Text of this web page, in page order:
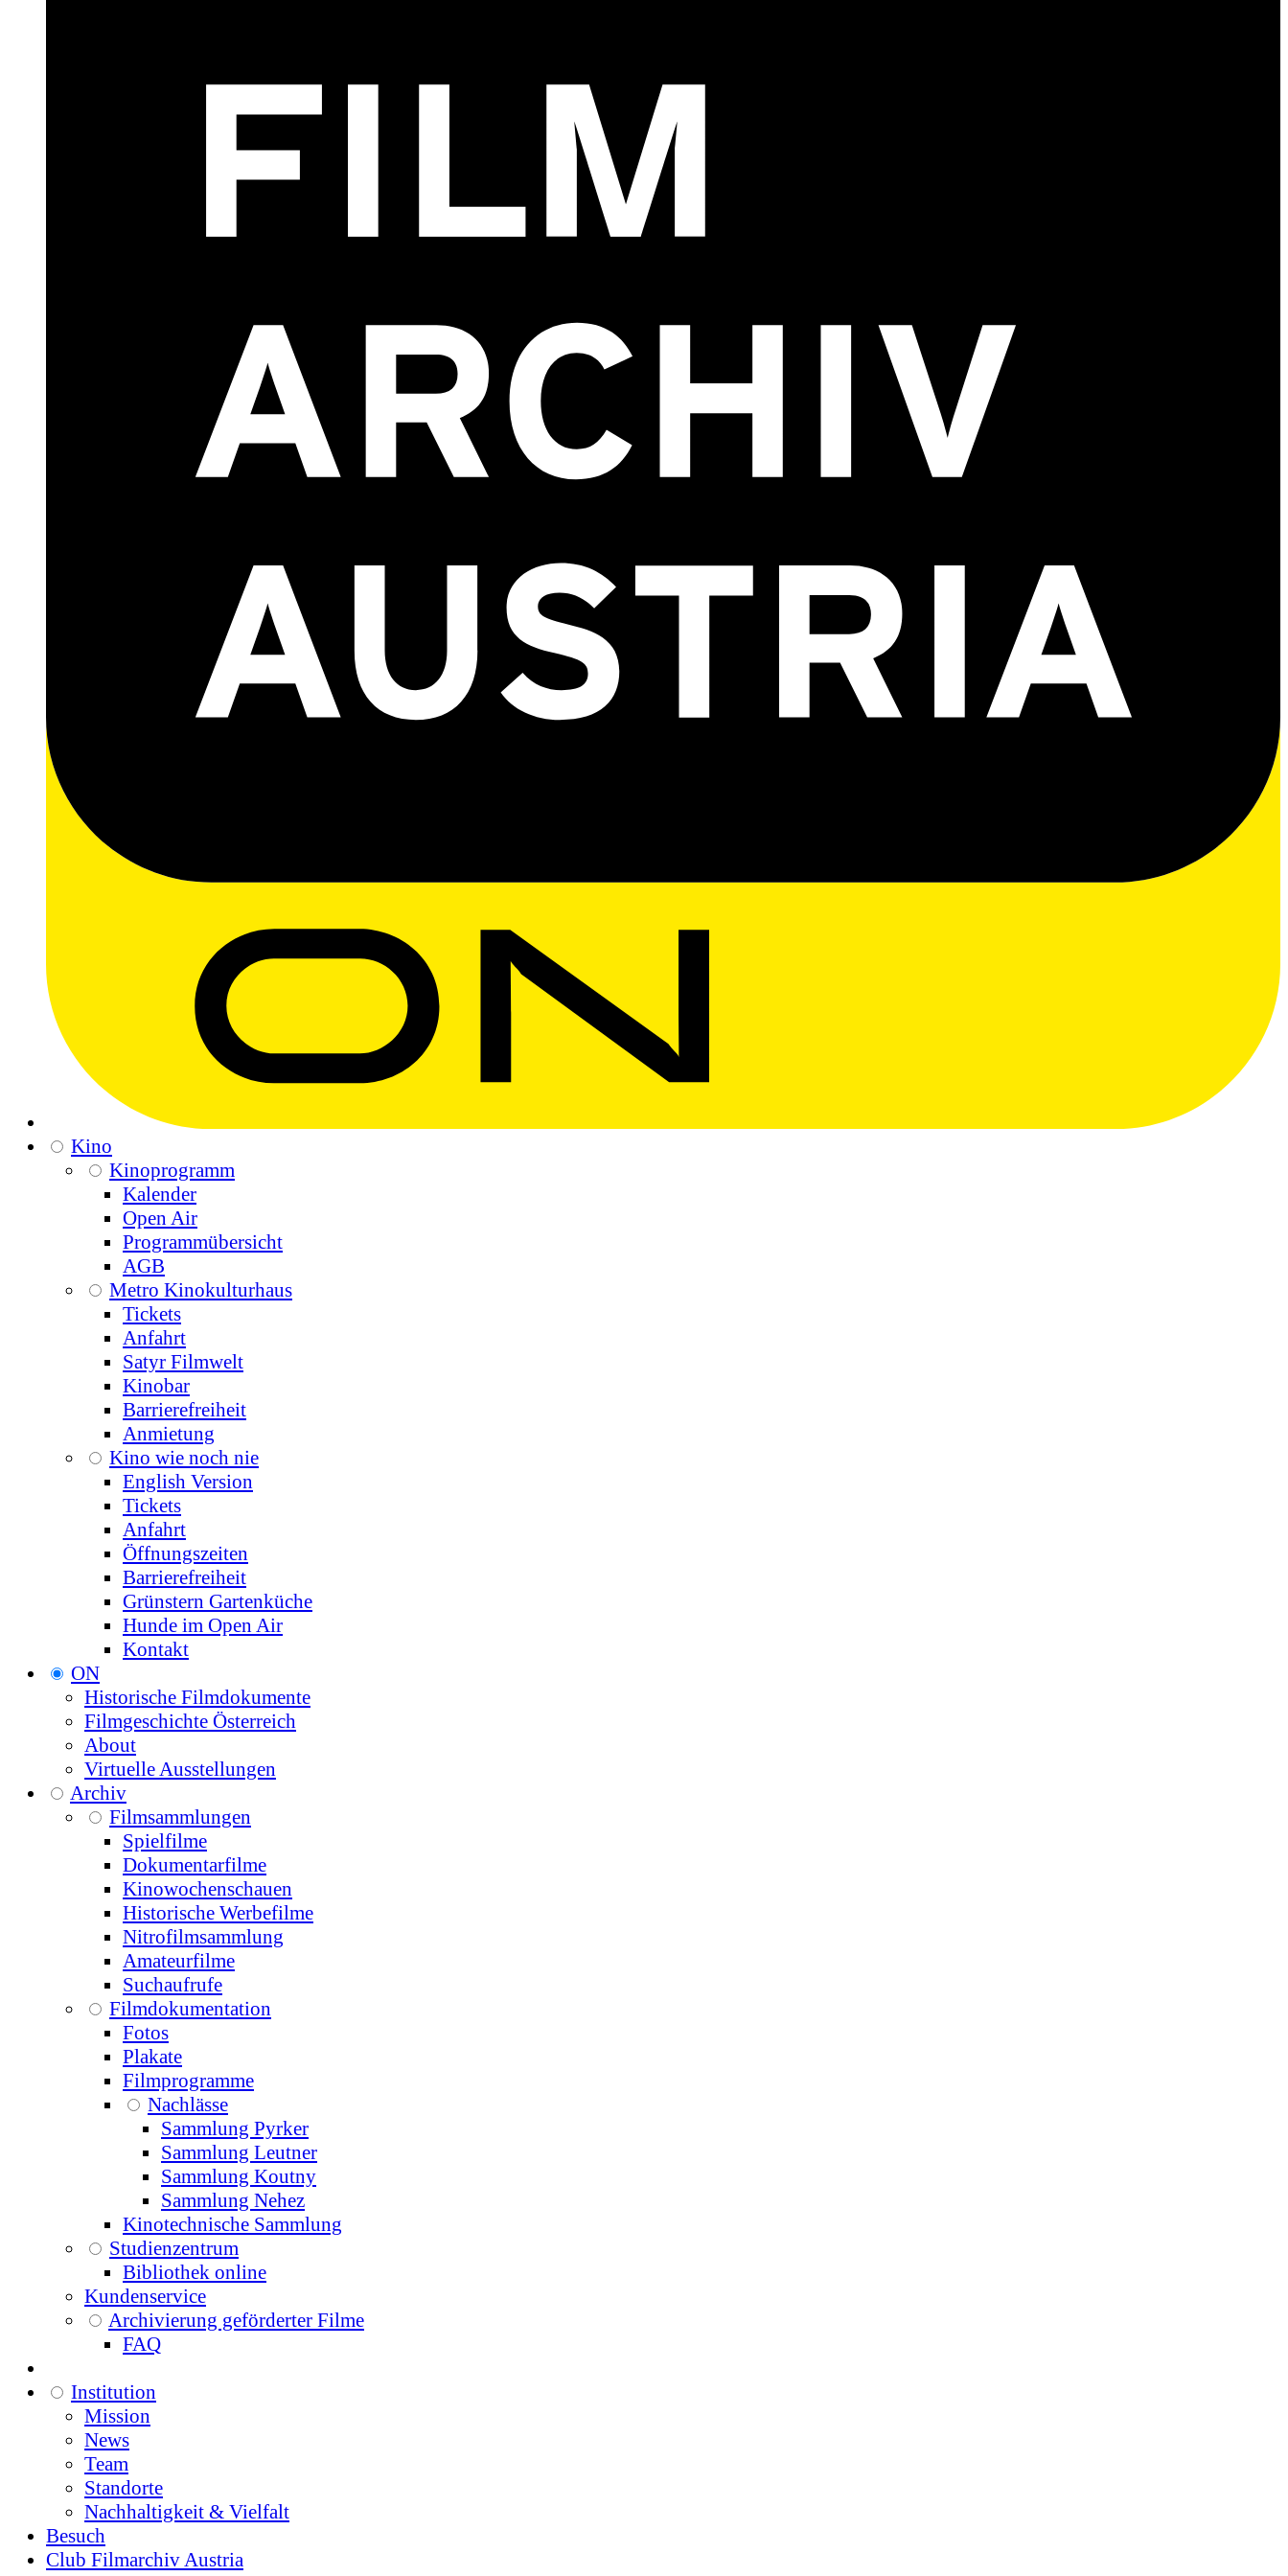
Kino
Kinoprogramm
Kalender
Open Air
Programmübersicht
AGB
Metro Kinokulturhaus
Tickets
Anfahrt
Satyr Filmwelt
Kinobar
Barrierefreiheit
Anmietung
Kino wie noch nie
English Version
Tickets
Anfahrt
Öffnungszeiten
Barrierefreiheit
Grünstern Gartenküche
Hunde im Open Air
Kontakt
ON
Historische Filmdokumente
Filmgeschichte Österreich
About
Virtuelle Ausstellungen
Archiv
Filmsammlungen
Spielfilme
Dokumentarfilme
Kinowochenschauen
Historische Werbefilme
Nitrofilmsammlung
Amateurfilme
Suchaufrufe
Filmdokumentation
Fotos
Plakate
Filmprogramme
Nachlässe
Sammlung Pyrker
Sammlung Leutner
Sammlung Koutny
Sammlung Nehez
Kinotechnische Sammlung
Studienzentrum
Bibliothek online
Kundenservice
Archivierung geförderter Filme
FAQ
Institution
Mission
News
Team
Standorte
Nachhaltigkeit & Vielfalt
Besuch
Club Filmarchiv Austria